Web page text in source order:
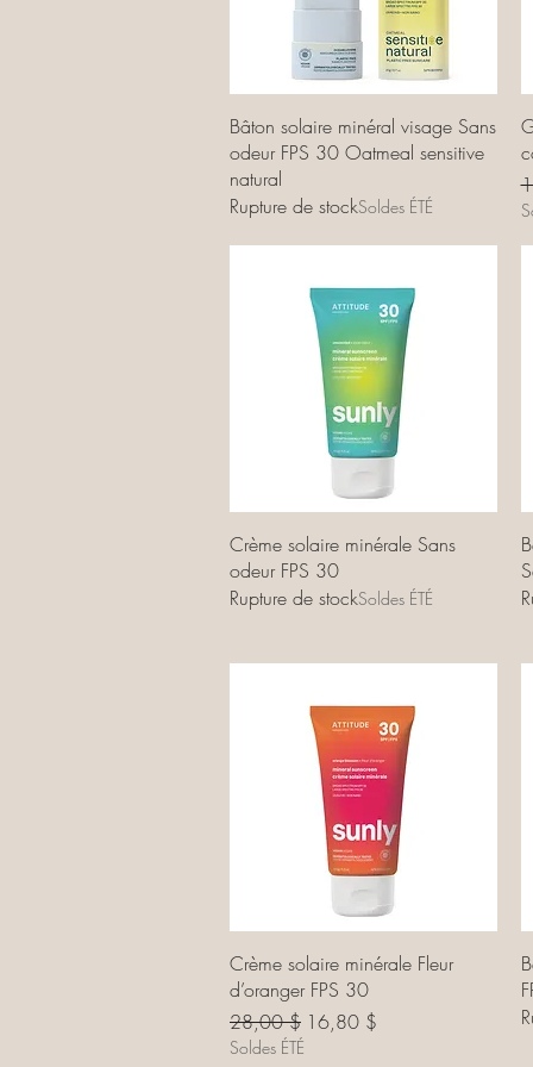
Aperçu rapide
Bâton solaire minéral visage Sans
odeur FPS 30 Oatmeal sensitive
natural
Rupture de stockSoldes ÉTÉ
Aperçu rapide
Crème solaire minérale Sans
odeur FPS 30
Rupture de stockSoldes ÉTÉ
Aperçu rapide
Crème solaire minérale Fleur
d’oranger FPS 30
Prix original
28,00 $ Prix promotionnel
16,80 $
Soldes ÉTÉ